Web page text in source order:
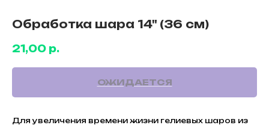
Обработка шара 14" (36 см)
21,00 р.
Для увеличения времени жизни гелиевых шаров из